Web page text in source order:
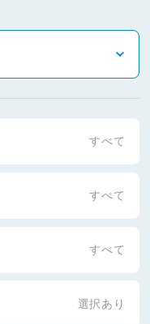
すべて
すべて
すべて
選択あり